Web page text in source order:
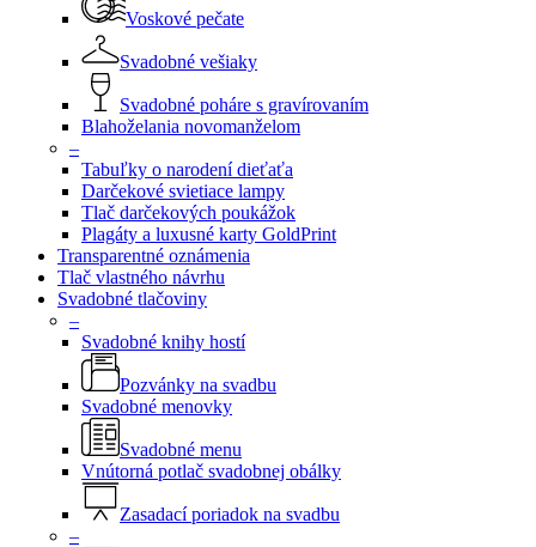
Voskové pečate
Svadobné vešiaky
Svadobné poháre s gravírovaním
Blahoželania novomanželom
–
Tabuľky o narodení dieťaťa
Darčekové svietiace lampy
Tlač darčekových poukážok
Plagáty a luxusné karty GoldPrint
Transparentné oznámenia
Tlač vlastného návrhu
Svadobné tlačoviny
–
Svadobné knihy hostí
Pozvánky na svadbu
Svadobné menovky
Svadobné menu
Vnútorná potlač svadobnej obálky
Zasadací poriadok na svadbu
–